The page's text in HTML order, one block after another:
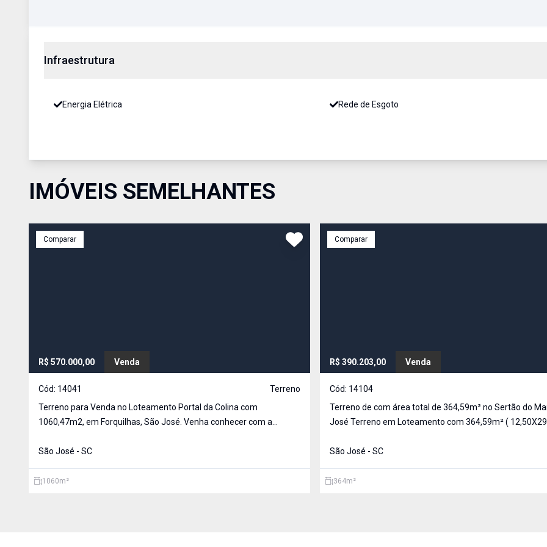
Infraestrutura
Energia Elétrica Rede de Esgoto
IMÓVEIS SEMELHANTES
Comparar
R$ 570.000,00 Venda
Cód: 14041
Terreno
Terreno para Venda no Loteamento Portal da Colina com
1060,47m2, em Forquilhas, São José. Venha conhecer com a
São José - SC
1060m²
Comparar
R$ 390.203,00 Venda
Cód: 14104
Terreno de com área total de 364,59m² no Sertão do
José Terreno em Loteamento com 364,59m² ( 12,50X29,03m)
Loteamento
São José - SC
364m²